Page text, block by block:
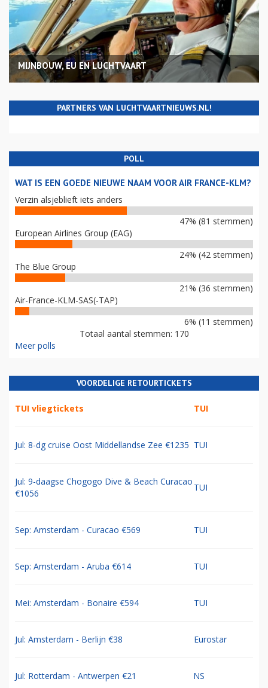
MIJNBOUW, EU EN LUCHTVAART
PARTNERS VAN LUCHTVAARTNIEUWS.NL!
POLL
WAT IS EEN GOEDE NIEUWE NAAM VOOR AIR FRANCE-KLM?
Verzin alsjeblieft iets anders
47% (81 stemmen)
European Airlines Group (EAG)
24% (42 stemmen)
The Blue Group
21% (36 stemmen)
Air-France-KLM-SAS(-TAP)
6% (11 stemmen)
Totaal aantal stemmen: 170
Meer polls
VOORDELIGE RETOURTICKETS
TUI vliegtickets TUI
Jul: 8-dg cruise Oost Middellandse Zee €1235 TUI
Jul: 9-daagse Chogogo Dive & Beach Curacao
€1056
TUI
Sep: Amsterdam - Curacao €569 TUI
Sep: Amsterdam - Aruba €614 TUI
Mei: Amsterdam - Bonaire €594 TUI
Jul: Amsterdam - Berlijn €38 Eurostar
Jul: Rotterdam - Antwerpen €21 NS